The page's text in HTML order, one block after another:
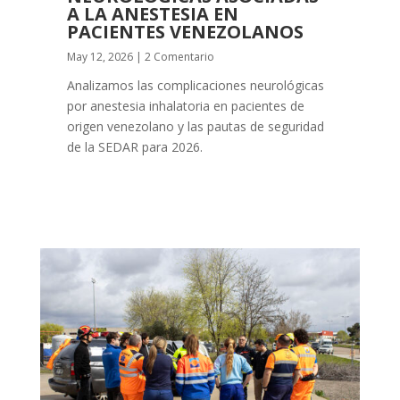
A LA ANESTESIA EN
PACIENTES VENEZOLANOS
May 12, 2026| 2 Comentario
Analizamos las complicaciones neurológicas
por anestesia inhalatoria en pacientes de
origen venezolano y las pautas de seguridad
de la SEDAR para 2026.